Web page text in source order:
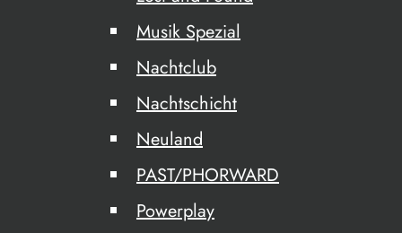
Musik Spezial
Nachtclub
Nachtschicht
Neuland
PAST/PHORWARD
Powerplay